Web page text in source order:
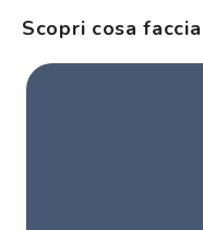
Scopri cosa